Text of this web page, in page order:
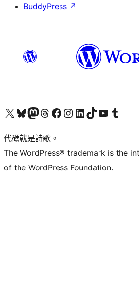
BuddyPress ↗
Visit our X (formerly Twitter) account
Visit our Bluesky account
Visit our Mastodon account
Visit our Threads account
訪問我們的 Facebook 專頁Visit our Instagram account
Visit our LinkedIn account
Visit our TikTok account
Visit our YouTube channel
Visit our Tumblr
代碼就是詩歌。
The WordPress® trademark is the
of the WordPress Foundation.